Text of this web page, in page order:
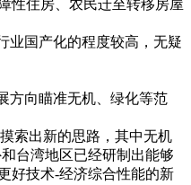
性住房、农民迁至转移房屋
国产化的程度较高，无疑
方向瞄准无机、绿化等范
索出新的思路，其中无机
台湾地区已经研制出能够
好技术-经济综合性能的新